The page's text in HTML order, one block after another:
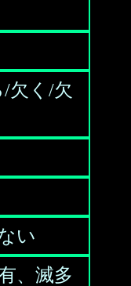
欠く/欠
い
、滅多